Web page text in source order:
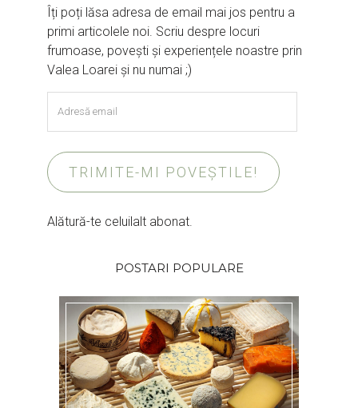
Îți poți lăsa adresa de email mai jos pentru a
primi articolele noi. Scriu despre locuri
frumoase, povești și experiențele noastre prin
Valea Loarei și nu numai ;)
email
TRIMITE-MI POVEȘTILE!
Alătură-te celuilalt abonat.
POSTARI POPULARE